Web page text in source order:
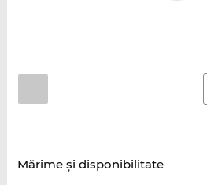
Mărime şi disponibilitate